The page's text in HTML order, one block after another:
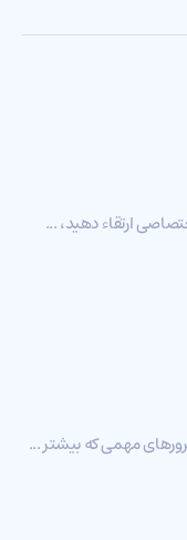
ارتقاء دهید، ...
مهمی که بیشتر ...